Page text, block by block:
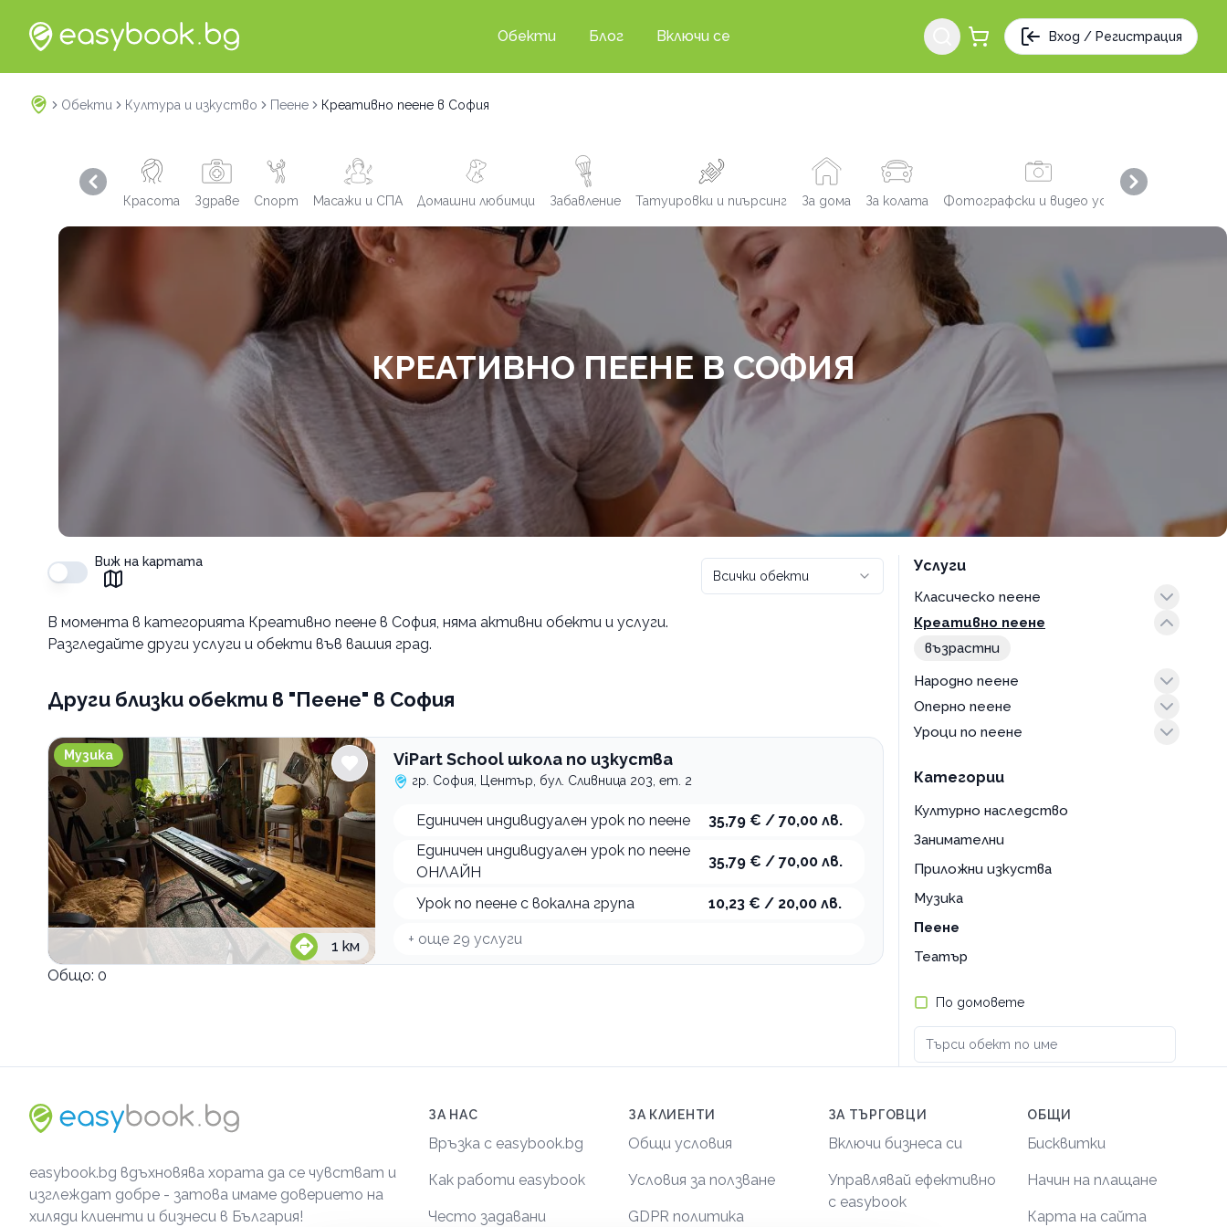
Обекти Блог Включи се Вход / Регистрация
Обекти Култура и изкуство Пеене Креативно пеене в София
Красота Здраве Спорт Масажи и СПА Домашни любимци Забавление Татуировки и пиърсинг За дома За колата Фотографски и видео услуги
Previous slide Next slide
КРЕАТИВНО ПЕЕНЕ В СОФИЯ
Виж на картата
Всички обекти
В момента в категорията Креативно пеене в София, няма активни обекти и услуги.
Разгледайте други услуги и обекти във вашия град.
Други близки обекти в "Пеене" в София
ViPart School школа по изкуства
Музика
1 км
ViPart School школа по изкуства
гр. София, Център, бул. Сливница 203, ет. 2
Единичен индивидуален урок по пеене
35,79 € / 70,00 лв.
Единичен индивидуален урок по пеене
ОНЛАЙН
35,79 € / 70,00 лв.
Урок по пеене с вокална група 10,23 € / 20,00 лв.
+ още 29 услуги
Общо: 0
Услуги
Класическо пеене
прослушване
с учител
Креативно пеене
възрастни
Народно пеене
за деца
Оперно пеене
възрастни
Уроци по пеене
уроци във вокална група
Категории
Културно наследство
Занимателни
Приложни изкуства
Музика
Пеене
Театър
По домовете
easybook.bg вдъхновява хората да се чувстват и
изглеждат добре - затова имаме доверието на
хиляди клиенти и бизнеси в България!
ЗА НАС
Връзка с easybook.bg
Как работи easybook
Често задавани
ЗА КЛИЕНТИ
Общи условия
Условия за ползване
GDPR политика
ЗА ТЪРГОВЦИ
Включи бизнеса си
Управлявай ефективно
с easybook
ОБЩИ
Бисквитки
Начин на плащане
Карта на сайта